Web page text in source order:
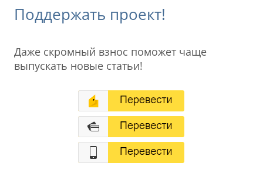
Поддержать проект!
Даже скромный взнос поможет чаще
выпускать новые статьи!